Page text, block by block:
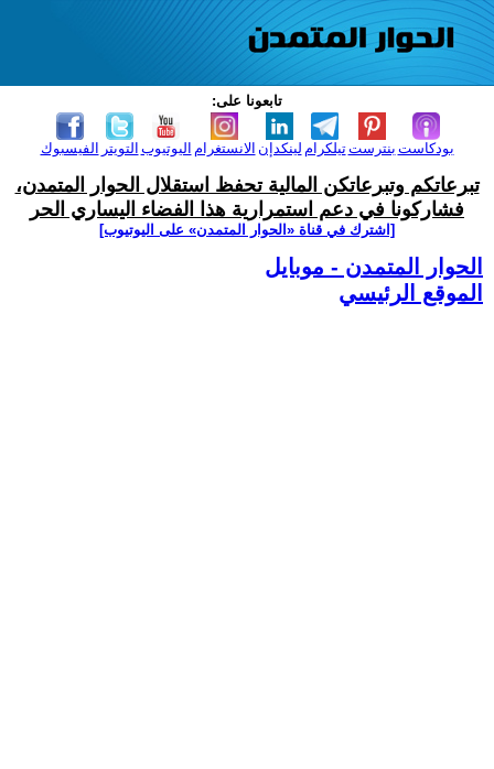
تابعونا على:
الفيسبوك التويتر اليوتيوب الانستغرام لينكدإن تيلكرامبنترست بودكاست
تبرعاتكم وتبرعاتكن المالية تحفظ استقلال الحوار المتمدن،
فشاركونا في دعم استمرارية هذا الفضاء اليساري الحر
[اشترك في قناة ‫«الحوار المتمدن» على اليوتيوب]
الحوار المتمدن - موبايل
الموقع الرئيسي